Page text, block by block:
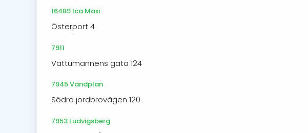
16489 Ica Maxi
Österport 4
7911
Vattumannens gata 124
7945 Vändplan
Södra jordbrovägen 120
7953 Ludvigsberg